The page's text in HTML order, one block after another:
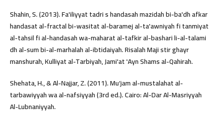
Shahin, S. (2013). Fa'iliyyat tadri s handasah mazidah bi-ba'dh afkar
handasat al-fractal bi-wasitat al-baramej al-ta'awniyah fi tanmiyat
al-tahsil fi al-handasah wa-maharat al-tafkir al-bashari li-al-talami
dh al-sum bi-al-marhalah al-ibtidaiyah. Risalah Maji stir ghayr
manshurah, Kulliyat al-Tarbiyah, Jami'at 'Ayn Shams al-Qahirah.
Shehata, H., & Al-Najjar, Z. (2011). Mu‘jam al-mustalahat al-
tarbawiyyah wa al-nafsiyyah (3rd ed.). Cairo: Al-Dar Al-Masriyyah
Al-Lubnaniyyah.